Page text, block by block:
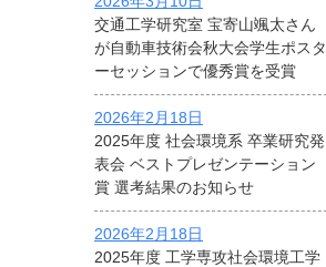
交通工学研究室 宝寄山颯太さん
が自動車技術会秋大会学生ポスタ
ーセッションで優秀賞を受賞
2026年2月18日
2025年度 社会環境系 卒業研究発
表会 ベストプレゼンテーション
賞 選考結果のお知らせ
2026年2月18日
2025年度 工学専攻社会環境工学